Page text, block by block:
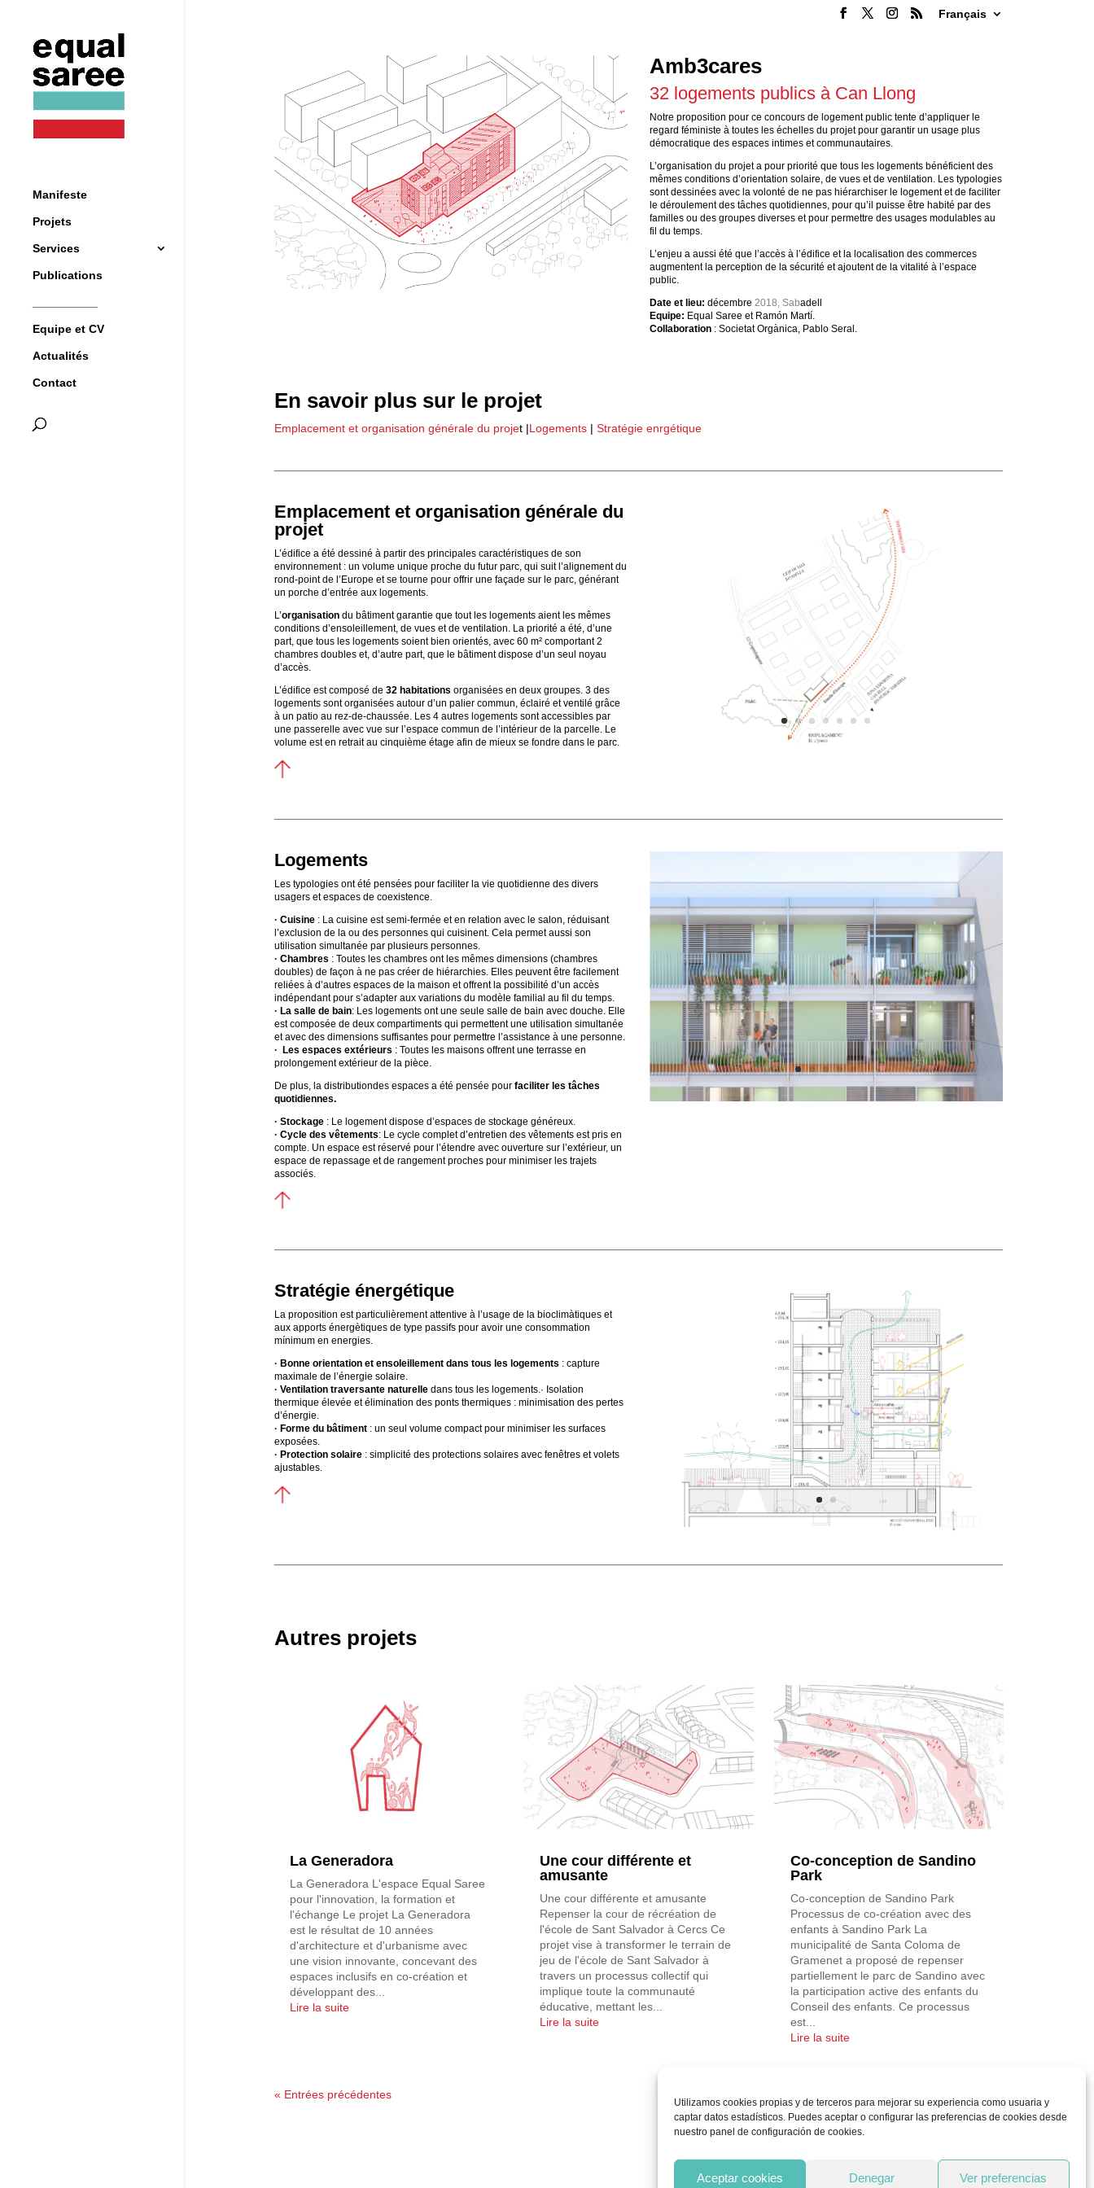
Utilizamos cookies propias y de terceros para mejorar su experiencia como usuaria y
captar datos estadísticos. Puedes aceptar o configurar las preferencias de cookies desde
nuestro panel de configuración de cookies.
Aceptar cookies Denegar Ver preferencias
Français
Manifeste
Projets
Services
Publications
Equipe et CV
Actualités
Contact
Amb3cares
32 logements publics à Can Llong
Notre proposition pour ce concours de logement public tente d’appliquer le
regard féministe à toutes les échelles du projet pour garantir un usage plus
démocratique des espaces intimes et communautaires.
L’organisation du projet a pour priorité que tous les logements bénéficient des
mêmes conditions d’orientation solaire, de vues et de ventilation. Les typologies
sont dessinées avec la volonté de ne pas hiérarchiser le logement et de faciliter
le déroulement des tâches quotidiennes, pour qu’il puisse être habité par des
familles ou des groupes diverses et pour permettre des usages modulables au
fil du temps.
L’enjeu a aussi été que l’accès à l’édifice et la localisation des commerces
augmentent la perception de la sécurité et ajoutent de la vitalité à l’espace
public.
Date et lieu: décembre 2018, Sabadell
Equipe: Equal Saree et Ramón Martí.
Collaboration: Societat Orgànica, Pablo Seral.
En savoir plus sur le projet
Emplacement et organisation générale du projet |Logements| Stratégie enrgétique
Emplacement et organisation générale du
projet
L’édifice a été dessiné à partir des principales caractéristiques de son
environnement : un volume unique proche du futur parc, qui suit l’alignement du
rond-point de l’Europe et se tourne pour offrir une façade sur le parc, générant
un porche d’entrée aux logements.
L’organisationdu bâtiment garantie que tout les logements aient les mêmes
conditions d’ensoleillement, de vues et de ventilation. La priorité a été, d’une
part, que tous les logements soient bien orientés, avec 60 m² comportant 2
chambres doubles et, d’autre part, que le bâtiment dispose d’un seul noyau
d’accès.
L’édifice est composé de 32 habitations organisées en deux groupes. 3 des
logements sont organisées autour d’un palier commun, éclairé et ventilé grâce
à un patio au rez-de-chaussée. Les 4 autres logements sont accessibles par
une passerelle avec vue sur l’espace commun de l’intérieur de la parcelle. Le
volume est en retrait au cinquième étage afin de mieux se fondre dans le parc.
Logements
Les typologies ont été pensées pour faciliter la vie quotidienne des divers
usagers et espaces de coexistence.
· Cuisine : La cuisine est semi-fermée et en relation avec le salon, réduisant
l’exclusion de la ou des personnes qui cuisinent. Cela permet aussi son
utilisation simultanée par plusieurs personnes.
· Chambres : Toutes les chambres ont les mêmes dimensions (chambres
doubles) de façon à ne pas créer de hiérarchies. Elles peuvent être facilement
reliées à d’autres espaces de la maison et offrent la possibilité d’un accès
indépendant pour s’adapter aux variations du modèle familial au fil du temps.
· La salle de bain: Les logements ont une seule salle de bain avec douche. Elle
est composée de deux compartiments qui permettent une utilisation simultanée
et avec des dimensions suffisantes pour permettre l’assistance à une personne.
· Les espaces extérieurs : Toutes les maisons offrent une terrasse en
prolongement extérieur de la pièce.
De plus, la distributiondes espaces a été pensée pourfaciliter les tâches
quotidiennes.
· Stockage : Le logement dispose d’espaces de stockage généreux.
· Cycle des vêtements: Le cycle complet d’entretien des vêtements est pris en
compte. Un espace est réservé pour l’étendre avec ouverture sur l’extérieur, un
espace de repassage et de rangement proches pour minimiser les trajets
associés.
Stratégie énergétique
La proposition est particulièrement attentive à l’usage de la bioclimàtiques et
aux apports énergètiques de type passifs pour avoir une consommation
mínimum en energies.
· Bonne orientation et ensoleillement dans tous les logements : capture
maximale de l’énergie solaire.
· Ventilation traversante naturelledans tous les logements.· Isolation
thermique élevée et élimination des ponts thermiques : minimisation des pertes
d’énergie.
· Forme du bâtiment: un seul volume compact pour minimiser les surfaces
exposées.
· Protection solaire: simplicité des protections solaires avec fenêtres et volets
ajustables.
Autres projets
La Generadora
La Generadora L'espace Equal Saree
pour l'innovation, la formation et
l'échange Le projet La Generadora
est le résultat de 10 années
d'architecture et d'urbanisme avec
une vision innovante, concevant des
espaces inclusifs en co-création et
développant des...
Lire la suite
Une cour différente et
amusante
Une cour différente et amusante
Repenser la cour de récréation de
l'école de Sant Salvador à Cercs Ce
projet vise à transformer le terrain de
jeu de l'école de Sant Salvador à
travers un processus collectif qui
implique toute la communauté
éducative, mettant les...
Lire la suite
Co-conception de Sandino
Park
Co-conception de Sandino Park
Processus de co-création avec des
enfants à Sandino Park La
municipalité de Santa Coloma de
Gramenet a proposé de repenser
partiellement le parc de Sandino avec
la participation active des enfants du
Conseil des enfants. Ce processus
est...
Lire la suite
« Entrées précédentes